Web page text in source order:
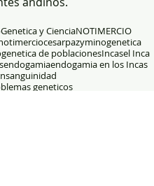
Genetica y CienciaNOTIMERCIO
cesarpazyminogenetica
genetica de poblacionesIncasel Inca
endogamiaendogamia en los Incas
geneticos